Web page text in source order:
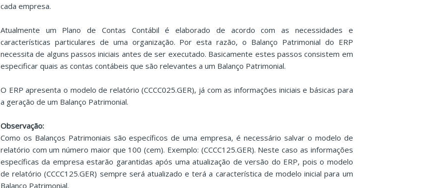
cada empresa.
Atualmente um Plano de Contas Contábil é elaborado de acordo com as necessidades e
características particulares de uma organização. Por esta razão, o Balanço Patrimonial do ERP
necessita de alguns passos iniciais antes de ser executado. Basicamente estes passos consistem em
especificar quais as contas contábeis que são relevantes a um Balanço Patrimonial.
O ERP apresenta o modelo de relatório (CCCC025.GER), já com as informações iniciais e básicas para
a geração de um Balanço Patrimonial.
Observação:
Como os Balanços Patrimoniais são específicos de uma empresa, é necessário salvar o modelo de
relatório com um número maior que 100 (cem). Exemplo: (CCCC125.GER). Neste caso as informações
específicas da empresa estarão garantidas após uma atualização de versão do ERP, pois o modelo
de relatório (CCCC125.GER) sempre será atualizado e terá a característica de modelo inicial para um
Balanço Patrimonial.